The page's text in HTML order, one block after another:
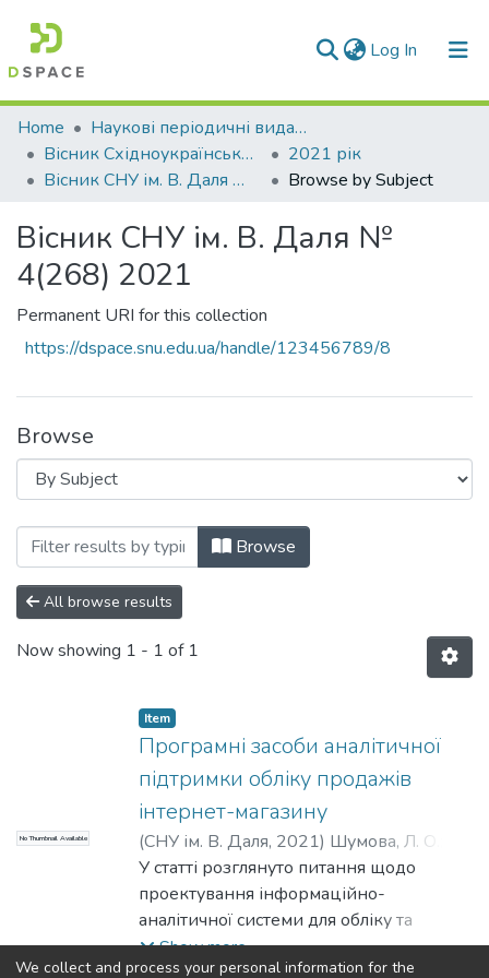
Log In (current)
Communities & Collections
All of DSpace
Home
Наукові періодичні видання СНУ ім. В. Даля
Вісник Східноукраїнського національного університету імені В. Даля
2021 рік
Вісник СНУ ім. В. Даля № 4(268) 2021
Browse by Subject
Вісник СНУ ім. В. Даля №
4(268) 2021
Permanent URI for this collection
https://dspace.snu.edu.ua/handle/123456789/8
Browse
Browsing Вісник СНУ ім. В. Даля №
Browse
All browse results
Now showing 1 - 1 of 1
No Thumbnail Available
Item
Програмні засоби аналітичної
підтримки обліку продажів
інтернет-магазину
(СНУ ім. В. Даля, 2021) Шумова, Л. О.
Ячменьов, А. В.
У статті розглянуто питання щодо
проектування інформаційно-
аналітичної системи для обліку та
прогнозування продажів інтернет-
магазину з метою підвищення
Show more
We collect and process your personal information for the